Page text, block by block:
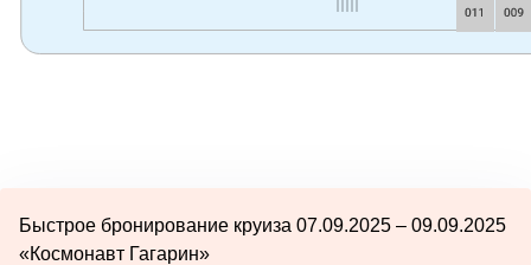
Быстрое бронирование круиза 07.09.2025 – 09.09.2025
«Космонавт Гагарин»